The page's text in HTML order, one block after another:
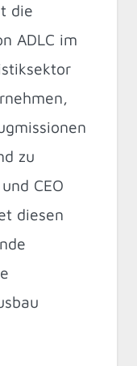
die
ADLC im
zu
CEO
diesen